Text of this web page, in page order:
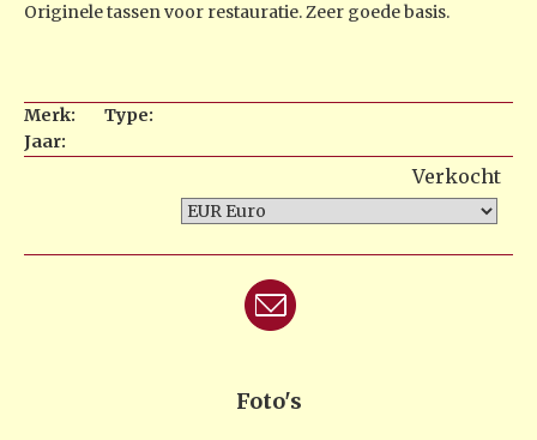
Originele tassen voor restauratie. Zeer goede basis.
Merk:
Type:
Jaar:
Verkocht
Foto's